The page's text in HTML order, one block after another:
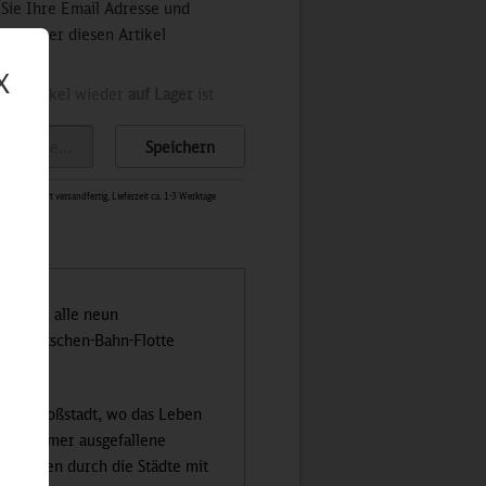
Ihre Email Adresse und
über diesen Artikel
Artikel wieder
Speichern
Sofort versandfertig, Lieferzeit ca. 1-3 Werktage
Bahn, alle neun
Deutschen-Bahn-Flotte
Großstadt, wo das Leben
immer ausgefallene
Cruisen durch die Städte mit